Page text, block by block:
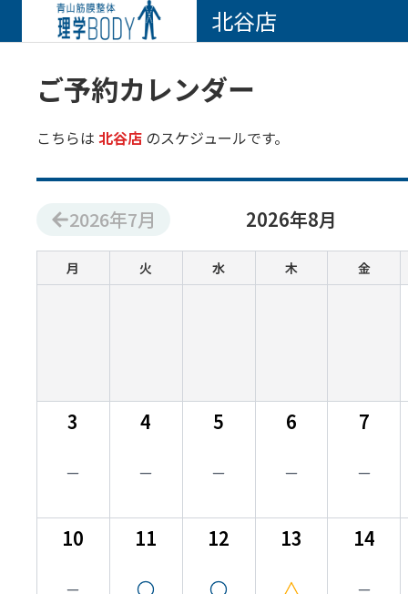
北谷店
ご予約カレンダー
こちらは 北谷店 のスケジュールです。
2026年7月 2026年8月
月 火 水 木 金
3 4 5 6 7
10 11 12 13 14